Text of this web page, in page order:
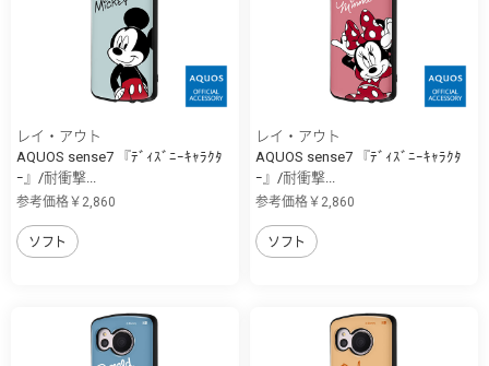
レイ・アウト
AQUOS sense7 『ﾃﾞｨｽﾞﾆｰｷｬﾗｸﾀ
ｰ』/耐衝撃...
参考価格￥2,860
ソフト
レイ・アウト
AQUOS sense7 『ﾃﾞｨｽﾞﾆｰｷｬﾗｸﾀ
ｰ』/耐衝撃...
参考価格￥2,860
ソフト